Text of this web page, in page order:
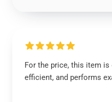
For the price, this item is
efficient, and performs